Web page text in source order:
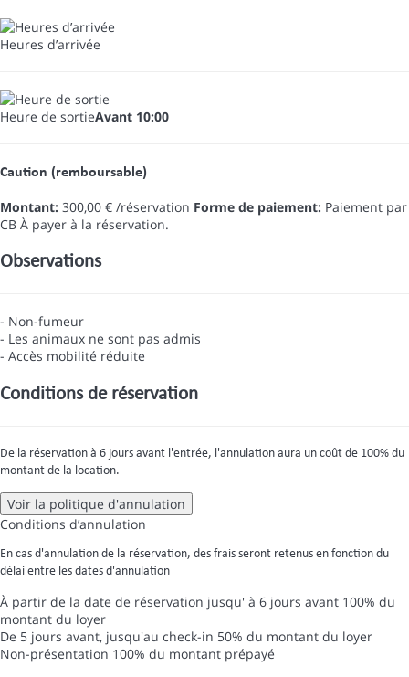
Heures d’arrivée
Heure de sortieAvant 10:00
Caution (remboursable)
Montant: 300,00 € /réservation Forme de paiement: Paiement par
CB À payer à la réservation.
Observations
- Non-fumeur
- Les animaux ne sont pas admis
- Accès mobilité réduite
Conditions de réservation
De la réservation à 6 jours avant l'entrée, l'annulation aura un coût de 100% du
montant de la location.
Voir la politique d'annulation
Conditions d’annulation
En cas d'annulation de la réservation, des frais seront retenus en fonction du
délai entre les dates d'annulation
À partir de la date de réservation jusqu' à 6 jours avant 100% du
montant du loyer
De 5 jours avant, jusqu'au check-in 50% du montant du loyer
Non-présentation 100% du montant prépayé